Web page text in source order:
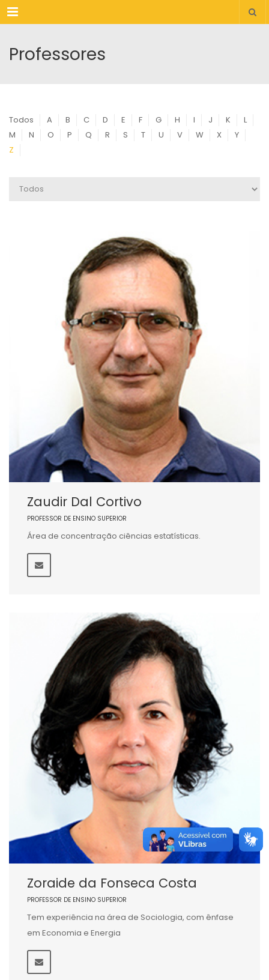
Menu
Professores
Todos A B C D E F G H I J K
L
M
N O P Q R S T U V W X
Y
Z
Zaudir Dal Cortivo
PROFESSOR DE ENSINO SUPERIOR
Área de concentração ciências estatísticas.
Zoraide da Fonseca Costa
PROFESSOR DE ENSINO SUPERIOR
Tem experiência na área de Sociologia, com ênfase
em Economia e Energia